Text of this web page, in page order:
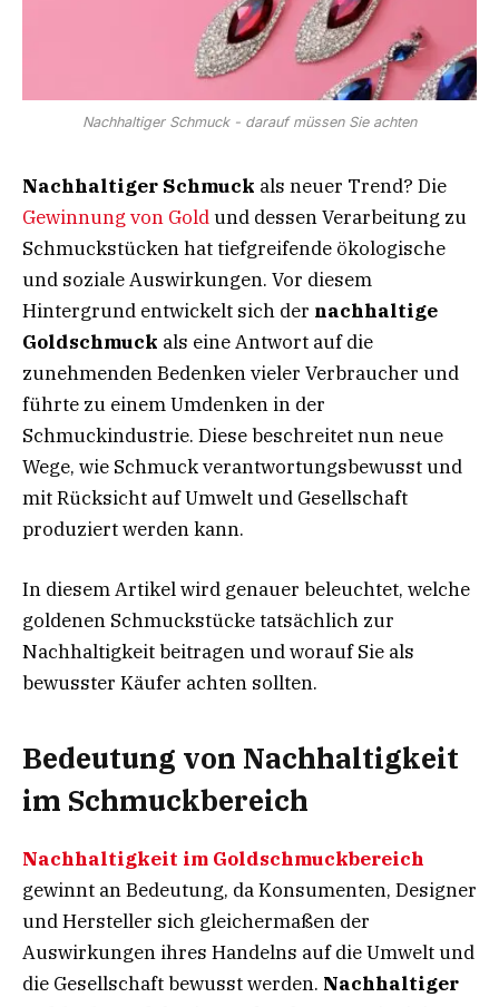
Nachhaltiger Schmuck - darauf müssen Sie achten
Nachhaltiger Schmuck als neuer Trend? Die
Gewinnung von Goldund dessen Verarbeitung zu
Schmuckstücken hat tiefgreifende ökologische
und soziale Auswirkungen. Vor diesem
Hintergrund entwickelt sich der nachhaltige
Goldschmuck als eine Antwort auf die
zunehmenden Bedenken vieler Verbraucher und
führte zu einem Umdenken in der
Schmuckindustrie. Diese beschreitet nun neue
Wege, wie Schmuck verantwortungsbewusst und
mit Rücksicht auf Umwelt und Gesellschaft
produziert werden kann.
In diesem Artikel wird genauer beleuchtet, welche
goldenen Schmuckstücke tatsächlich zur
Nachhaltigkeit beitragen und worauf Sie als
bewusster Käufer achten sollten.
Bedeutung von Nachhaltigkeit
im Schmuckbereich
Nachhaltigkeit im Goldschmuckbereich
gewinnt an Bedeutung, da Konsumenten, Designer
und Hersteller sich gleichermaßen der
Auswirkungen ihres Handelns auf die Umwelt und
die Gesellschaft bewusst werden. Nachhaltiger